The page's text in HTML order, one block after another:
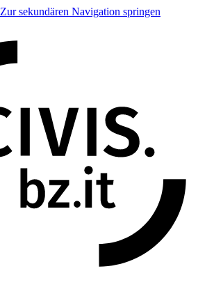
Zur sekundären Navigation springen